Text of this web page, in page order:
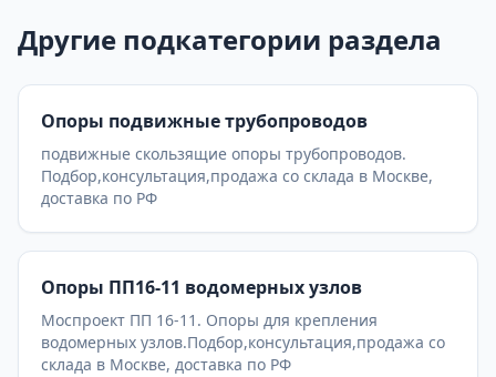
Другие подкатегории раздела
Опоры подвижные трубопроводов
подвижные скользящие опоры трубопроводов.
Подбор,консультация,продажа со склада в Москве,
доставка по РФ
Опоры ПП16-11 водомерных узлов
Моспроект ПП 16-11. Опоры для крепления
водомерных узлов.Подбор,консультация,продажа со
склада в Москве, доставка по РФ